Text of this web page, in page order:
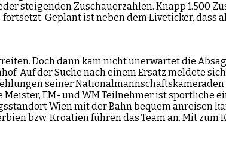
steigenden Zuschauerzahlen. Knapp 1.500
Geplant ist neben dem Liveticker, dass
Doch dann kam nicht unerwartet die
Auf der Suche nach einem Ersatz meldete
seiner Nationalmannschaftskameraden
EM- und WM Teilnehmer ist sportliche
Wien mit der Bahn bequem anreisen
bzw. Kroatien führen das Team an. Mit zum